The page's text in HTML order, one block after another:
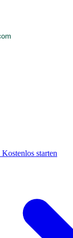
Kostenlos starten